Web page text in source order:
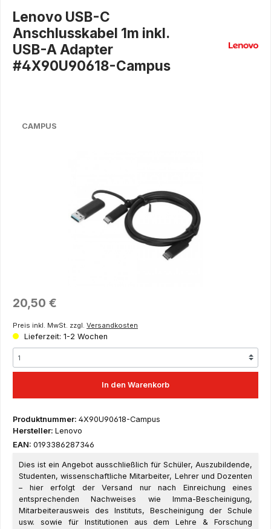
Lenovo USB-C
Anschlusskabel 1m inkl.
USB-A Adapter
#4X90U90618-Campus
CAMPUS
Regulärer Preis:
20,50 €
Preis inkl. MwSt. zzgl. Versandkosten
Lieferzeit: 1-2 Wochen
In den Warenkorb
Produktnummer: 4X90U90618-Campus
Hersteller: Lenovo
EAN: 0193386287346
Dies ist ein Angebot ausschließlich für Schüler, Auszubildende,
Studenten, wissenschaftliche Mitarbeiter, Lehrer und Dozenten
– hier erfolgt der Versand nur nach Einreichung eines
entsprechenden Nachweises wie Imma-Bescheinigung,
Mitarbeiterausweis des Instituts, Bescheinigung der Schule
usw. sowie für Institutionen aus dem Lehre & Forschung